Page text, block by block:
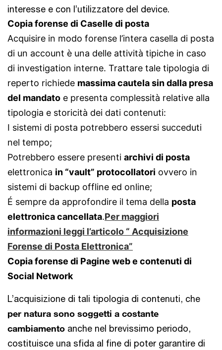
interesse e con l’utilizzatore del device.
Copia forense di Caselle di posta
Acquisire in modo forense l’intera casella di posta
di un account è una delle attività tipiche in caso
di investigation interne. Trattare tale tipologia di
reperto richiede massima cautela sin dalla presa
del mandato e presenta complessità relative alla
tipologia e storicità dei dati contenuti:
I sistemi di posta potrebbero essersi succeduti
nel tempo;
Potrebbero essere presenti archivi di posta
elettronica in “vault” protocollatori ovvero in
sistemi di backup offline ed online;
É sempre da approfondire il tema della posta
elettronica cancellata.Per maggiori
informazioni leggi l’articolo “ Acquisizione
Forense di Posta Elettronica”
Copia forense di Pagine web e contenuti di
Social Network
L’acquisizione di tali tipologia di contenuti, che
per natura sono soggetti a costante
cambiamento anche nel brevissimo periodo,
costituisce una sfida al fine di poter garantire di